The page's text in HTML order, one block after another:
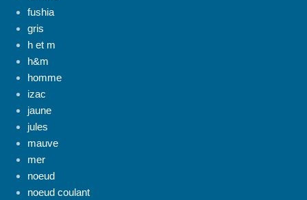
fushia
gris
h et m
h&m
homme
izac
jaune
jules
mauve
mer
noeud
noeud coulant